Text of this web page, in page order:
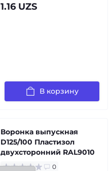
1.16 UZS
В корзину
Воронка выпускная
D125/100 Пластизол
двухсторонний RAL9010
0